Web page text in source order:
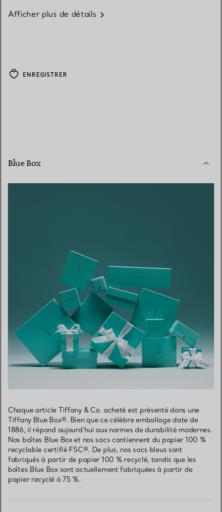
Afficher plus de détails
ENREGISTRER
Blue Box
Chaque article Tiffany & Co. acheté est présenté dans une
Tiffany Blue Box®. Bien que ce célèbre emballage date de
1886, il répond aujourd’hui aux normes de durabilité modernes.
Nos boîtes Blue Box et nos sacs contiennent du papier 100 %
recyclable certifié FSC®. De plus, nos sacs bleus sont
fabriqués à partir de papier 100 % recyclé, tandis que les
boîtes Blue Box sont actuellement fabriquées à partir de
papier recyclé à 75 %.